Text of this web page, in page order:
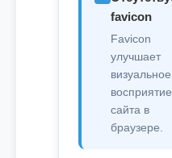
favicon
Favicon
улучшает
визуальное
восприятие
сайта в
браузере.